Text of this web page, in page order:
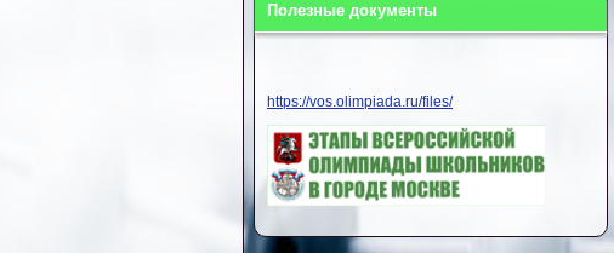
Полезные документы
https://vos.olimpiada.ru/files/